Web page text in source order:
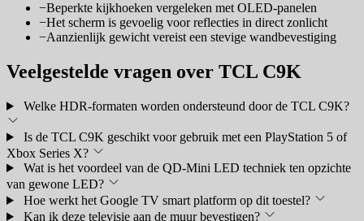
−Beperkte kijkhoeken vergeleken met OLED-panelen
−Het scherm is gevoelig voor reflecties in direct zonlicht
−Aanzienlijk gewicht vereist een stevige wandbevestiging
Veelgestelde vragen over TCL C9K
Welke HDR-formaten worden ondersteund door de TCL C9K?
Is de TCL C9K geschikt voor gebruik met een PlayStation 5 of
Xbox Series X?
Wat is het voordeel van de QD-Mini LED techniek ten opzichte
van gewone LED?
Hoe werkt het Google TV smart platform op dit toestel?
Kan ik deze televisie aan de muur bevestigen?